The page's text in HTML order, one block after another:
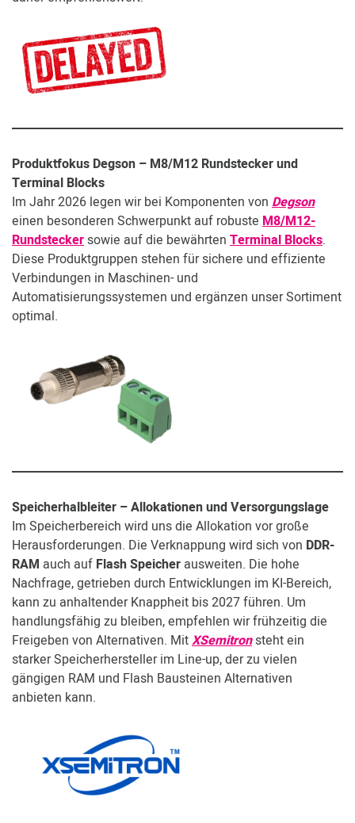
Produktfokus Degson – M8/M12 Rundstecker und
Terminal Blocks
Im Jahr 2026 legen wir bei Komponenten von Degson
einen besonderen Schwerpunkt auf robuste M8/M12-
Rundsteckersowie auf die bewährten Terminal Blocks.
Diese Produktgruppen stehen für sichere und effiziente
Verbindungen in Maschinen- und
Automatisierungssystemen und ergänzen unser Sortiment
optimal.
Speicherhalb­­leiter – Allokationen und Versorgungslage
Im Speicherbereich wird uns die Allokation vor große
Herausforderungen. Die Verknappung wird sich von DDR-
RAM auch auf Flash Speicher ausweiten. Die hohe
Nachfrage, getrieben durch Entwicklungen im KI-Bereich,
kann zu anhaltender Knappheit bis 2027 führen. Um
handlungsfähig zu bleiben, empfehlen wir frühzeitig die
Freigeben von Alternativen. MitXSemitronsteht ein
starker Speicherhersteller im Line-up, der zu vielen
gängigen RAM und Flash Bausteinen Alternativen
anbieten kann.